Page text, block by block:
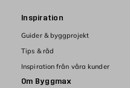
Inspiration
Guider & byggprojekt
Tips & råd
Inspiration från våra kunder
Om Byggmax